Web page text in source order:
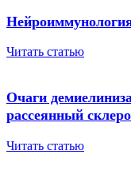
Читать статью
Очаги
рассеянный
Читать статью